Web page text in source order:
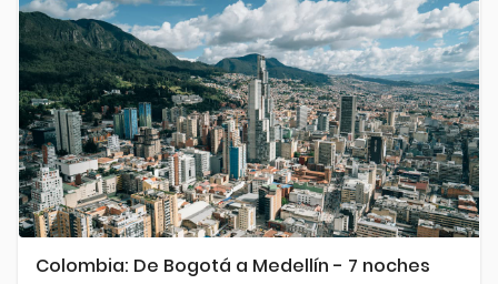
Colombia: De Bogotá a Medellín - 7 noches